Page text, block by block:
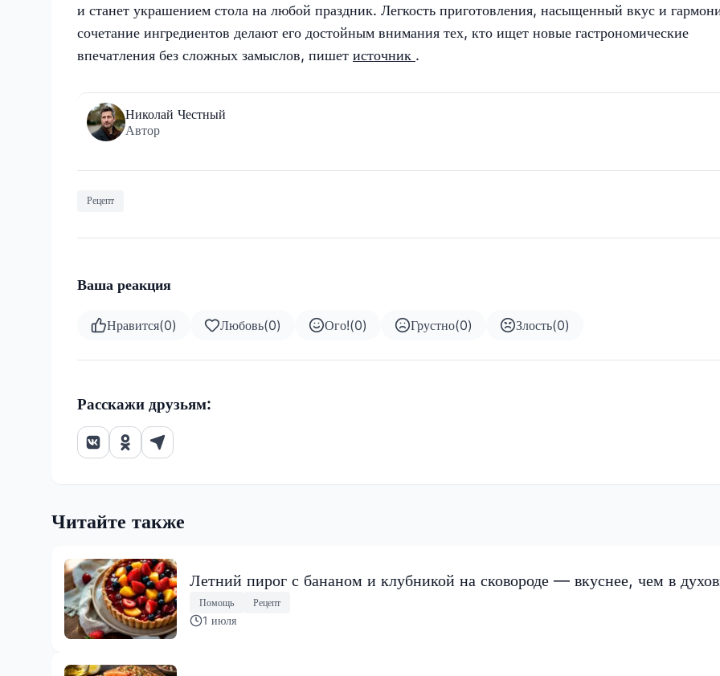
и станет украшением стола на любой праздник. Легкость приготовления, насыщенный вкус и
сочетание ингредиентов делают его достойным внимания тех, кто ищет новые гастрономические
впечатления без сложных замыслов, пишет источник .
Николай Честный
Автор
Рецепт
Ваша реакция
Нравится(0) Любовь(0) Ого!(0) Грустно(0) Злость(0)
Расскажи друзьям:
Читайте также
Летний пирог с бананом и клубникой на сковороде — вкуснее, чем в
Помощь Рецепт
1 июля